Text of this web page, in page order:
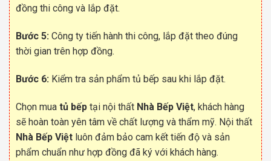
đồng thi công và lắp đặt.
Bước 5: Công ty tiến hành thi công, lắp đặt theo đúng
thời gian trên hợp đồng.
Bước 6: Kiểm tra sản phẩm tủ bếp sau khi lắp đặt.
Chọn mua tủ bếp tại nội thất Nhà Bếp Việt, khách hàng
sẽ hoàn toàn yên tâm về chất lượng và thẩm mỹ. Nội thất
Nhà Bếp Việt luôn đảm bảo cam kết tiến độ và sản
phẩm chuẩn như hợp đồng đã ký với khách hàng.